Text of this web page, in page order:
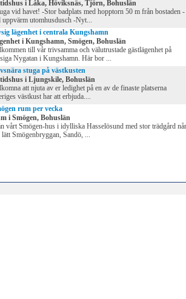
i Låka, Höviksnäs, Tjörn, Bohuslän
vid havet! -Stor badplats med hopptorn 50 m från bostaden -
uppvärm utomhusdusch -Nyt...
lägenhet i centrala Kungshamn
i Kungshamn, Smögen, Bohuslän
till vår trivsamma och välutrustade gästlägenhet på
Nygatan i Kungshamn. Här bor ...
stuga på västkusten
i Ljungskile, Bohuslän
att njuta av er ledighet på en av de finaste platserna
västkust har att erbjuda....
rum per vecka
i Smögen, Bohuslän
vårt Smögen-hus i idylliska Hasselösund med stor trädgård når
Smögenbryggan, Sandö, ...